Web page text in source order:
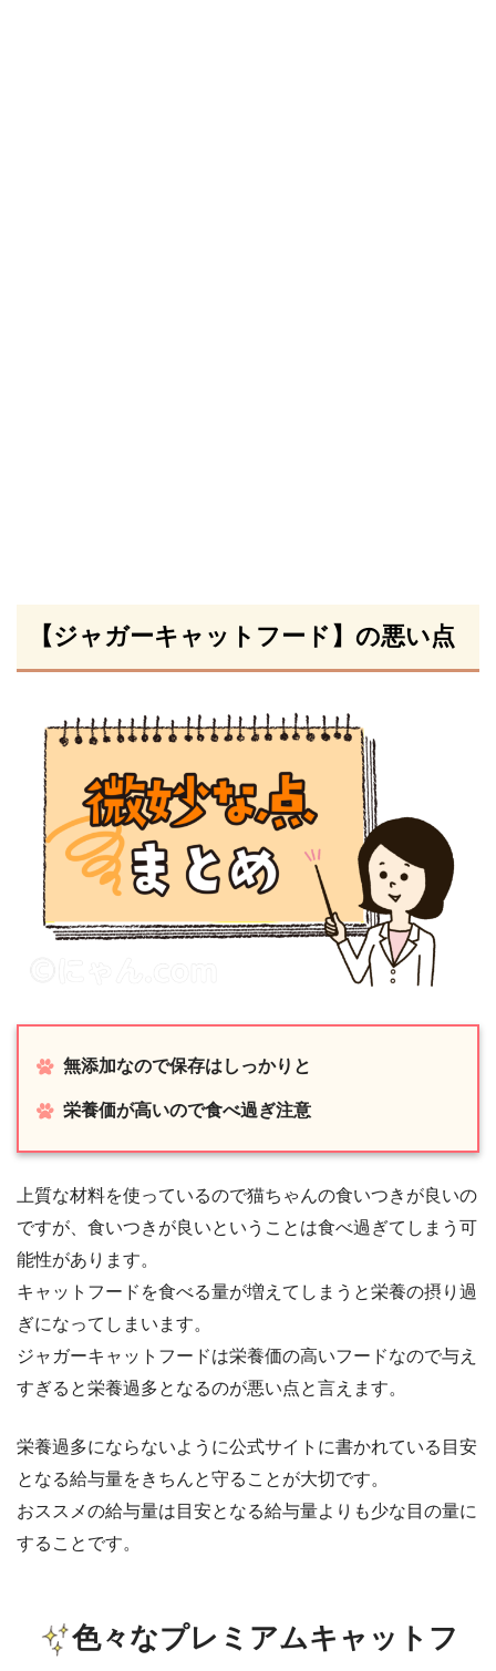
【ジャガーキャットフード】の悪い点
無添加なので保存はしっかりと
栄養価が高いので食べ過ぎ注意
上質な材料を使っているので猫ちゃんの食いつきが良いの
ですが、食いつきが良いということは食べ過ぎてしまう可
能性があります。
キャットフードを食べる量が増えてしまうと栄養の摂り過
ぎになってしまいます。
ジャガーキャットフードは栄養価の高いフードなので与え
すぎると栄養過多となるのが悪い点と言えます。
栄養過多にならないように公式サイトに書かれている目安
となる給与量をきちんと守ることが大切です。
おススメの給与量は目安となる給与量よりも少な目の量に
することです。
色々なプレミアムキャットフ